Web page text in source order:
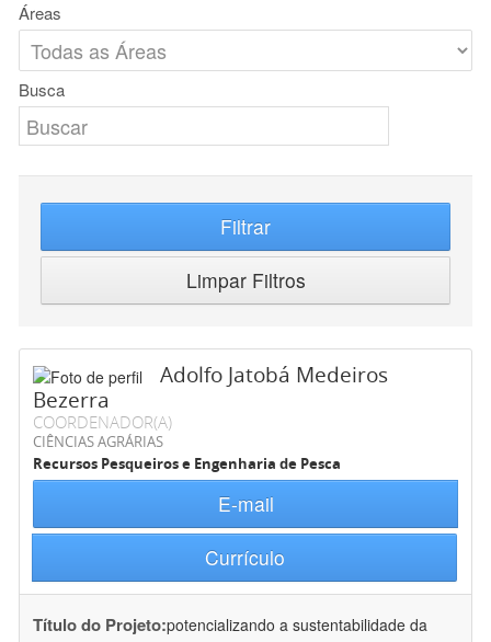
Áreas
Busca
Filtrar
Limpar Filtros
Adolfo Jatobá Medeiros
Bezerra
COORDENADOR(A)
CIÊNCIAS AGRÁRIAS
Recursos Pesqueiros e Engenharia de Pesca
E-mail
Currículo
Título do Projeto:potencializando a sustentabilidade da